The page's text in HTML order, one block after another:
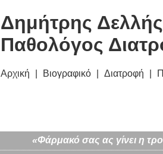
Δημήτρης
Παθολόγος
Αρχική Βιογραφικό Διατροφή
«Φάρμακό σας ας γίνει η